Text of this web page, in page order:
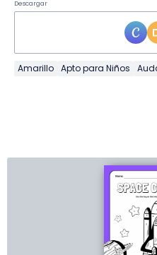
Descargar
Amarillo Apto para Niños